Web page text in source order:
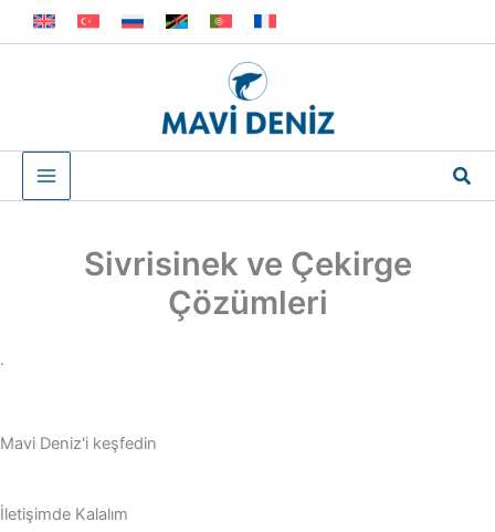
İçeriğe
atla
Sivrisinek ve Çekirge
Çözümleri
.
Mavi Deniz'i keşfedin
İletişimde Kalalım